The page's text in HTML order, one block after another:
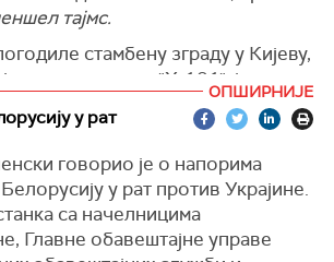
тајмс.
стамбену зграду у Кијеву,
делове ракете "Х-101", једне од
званичник за санкције, рекао је
ракете Х-101 које су погодиле
укључујући и ону која
ОПШИРНИЈЕ
у рат
говорио је о напорима
у рат против Украјине.
са начелницима
Главне обавештајне управе